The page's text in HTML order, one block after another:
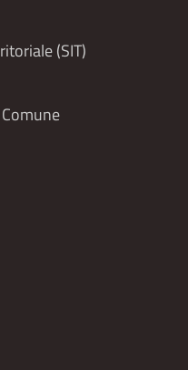
(SIT)